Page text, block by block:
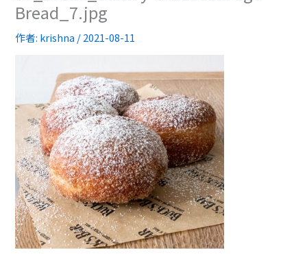
Bread_7.jpg
作者: krishna /2021-08-11